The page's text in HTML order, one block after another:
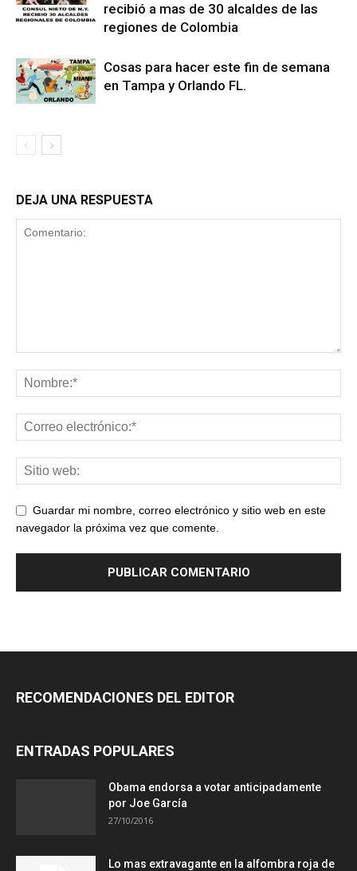
recibió a mas de 30 alcaldes de las
regiones de Colombia
Cosas para hacer este fin de semana
en Tampa y Orlando FL.
DEJA UNA RESPUESTA
Guardar mi nombre, correo electrónico y sitio web en este
navegador la próxima vez que comente.
RECOMENDACIONES DEL EDITOR
ENTRADAS POPULARES
Obama endorsa a votar anticipadamente
por Joe García
27/10/2016
Lo mas extravagante en la alfombra roja de